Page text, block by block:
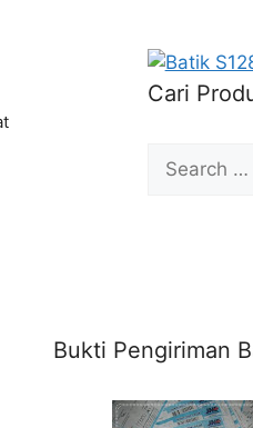
Cari
Search
for:
Bukti Pengiriman